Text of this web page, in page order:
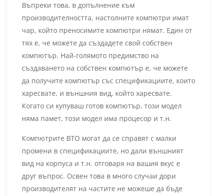
Въпреки това, в допълнение към
производителността, настолните компютри имат
чар, който преносимите компютри нямат. Един от
тях е, че можете да създадете свой собствен
компютър. Най-голямото предимство на
създаването на собствен компютър е, че можете
да получите компютър със спецификациите, които
харесвате, и външния вид, който харесвате.
Когато си купуваш готов компютър, този модел
няма памет, този модел има процесор и т.н.
Компютрите BTO могат да се справят с малки
промени в спецификациите, но дали външният
вид на корпуса и т.н. отговаря на вашия вкус е
друг въпрос. Освен това в много случаи дори
производителят на частите не можеше да бъде